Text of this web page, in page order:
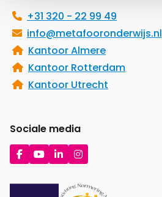
+31 320 - 22 99 49
info@metafooronderwijs.nl
Kantoor Almere
Kantoor Rotterdam
Kantoor Utrecht
Sociale media
Ga
naar
Facebook
Ga
naar
YouTube
Ga
naar
LinkedIn
Ga
naar
Instagram